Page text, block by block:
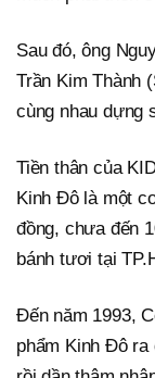
Sau đó, ông
Trần Kim Thành
cùng nhau dựng
Tiền thân của
Kinh Đô là một
đồng, chưa đến
bánh tươi tại
Đến năm 1993,
phẩm Kinh Đô ra